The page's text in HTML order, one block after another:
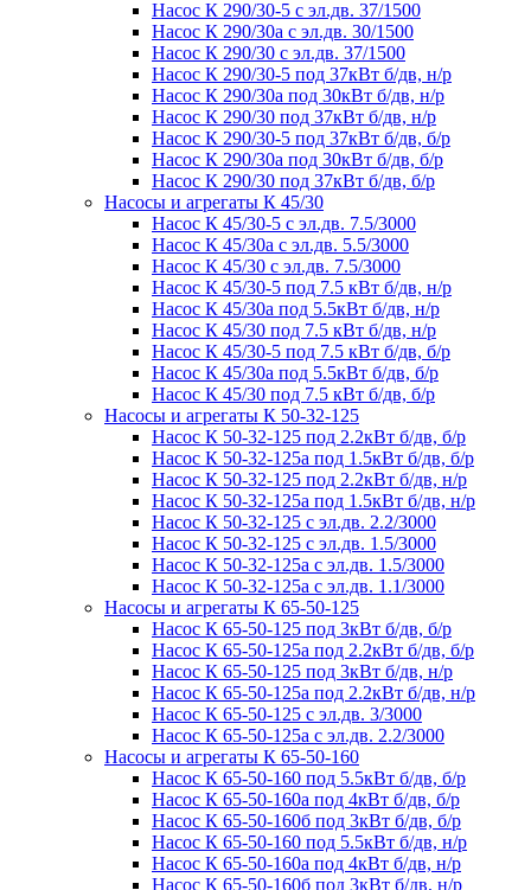
Насос К 290/30-5 с эл.дв. 37/1500
Насос К 290/30а с эл.дв. 30/1500
Насос К 290/30 с эл.дв. 37/1500
Насос К 290/30-5 под 37кВт б/дв, н/р
Насос К 290/30а под 30кВт б/дв, н/р
Насос К 290/30 под 37кВт б/дв, н/р
Насос К 290/30-5 под 37кВт б/дв, б/р
Насос К 290/30а под 30кВт б/дв, б/р
Насос К 290/30 под 37кВт б/дв, б/р
Насосы и агрегаты К 45/30
Насос К 45/30-5 с эл.дв. 7.5/3000
Насос К 45/30а с эл.дв. 5.5/3000
Насос К 45/30 с эл.дв. 7.5/3000
Насос К 45/30-5 под 7.5 кВт б/дв, н/р
Насос К 45/30а под 5.5кВт б/дв, н/р
Насос К 45/30 под 7.5 кВт б/дв, н/р
Насос К 45/30-5 под 7.5 кВт б/дв, б/р
Насос К 45/30а под 5.5кВт б/дв, б/р
Насос К 45/30 под 7.5 кВт б/дв, б/р
Насосы и агрегаты К 50-32-125
Насос К 50-32-125 под 2.2кВт б/дв, б/р
Насос К 50-32-125а под 1.5кВт б/дв, б/р
Насос К 50-32-125 под 2.2кВт б/дв, н/р
Насос К 50-32-125а под 1.5кВт б/дв, н/р
Насос К 50-32-125 с эл.дв. 2.2/3000
Насос К 50-32-125 с эл.дв. 1.5/3000
Насос К 50-32-125а с эл.дв. 1.5/3000
Насос К 50-32-125а с эл.дв. 1.1/3000
Насосы и агрегаты К 65-50-125
Насос К 65-50-125 под 3кВт б/дв, б/р
Насос К 65-50-125а под 2.2кВт б/дв, б/р
Насос К 65-50-125 под 3кВт б/дв, н/р
Насос К 65-50-125а под 2.2кВт б/дв, н/р
Насос К 65-50-125 с эл.дв. 3/3000
Насос К 65-50-125а с эл.дв. 2.2/3000
Насосы и агрегаты К 65-50-160
Насос К 65-50-160 под 5.5кВт б/дв, б/р
Насос К 65-50-160а под 4кВт б/дв, б/р
Насос К 65-50-160б под 3кВт б/дв, б/р
Насос К 65-50-160 под 5.5кВт б/дв, н/р
Насос К 65-50-160а под 4кВт б/дв, н/р
Насос К 65-50-160б под 3кВт б/дв, н/р